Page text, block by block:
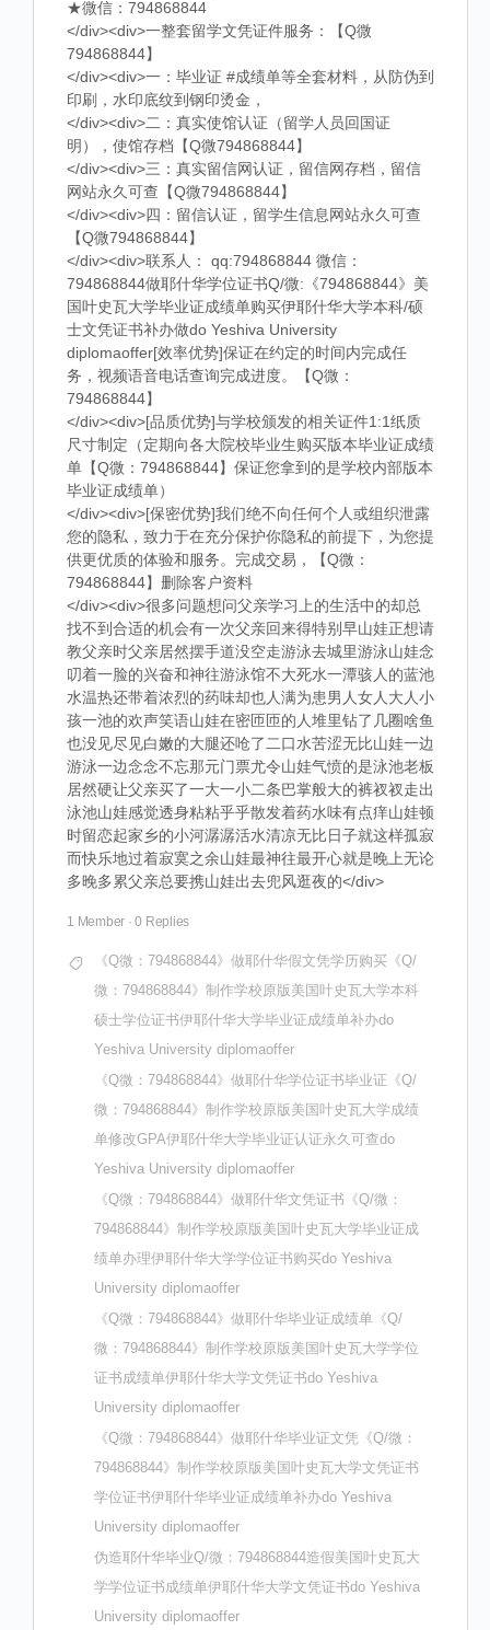
★微信：794868844
</div><div>一整套留学文凭证件服务：【Q微
794868844】
</div><div>一：毕业证 #成绩单等全套材料，从防伪到
印刷，水印底纹到钢印烫金，
</div><div>二：真实使馆认证（留学人员回国证
明），使馆存档【Q微794868844】
</div><div>三：真实留信网认证，留信网存档，留信
网站永久可查【Q微794868844】
</div><div>四：留信认证，留学生信息网站永久可查
【Q微794868844】
</div><div>联系人： qq:794868844 微信：
794868844做耶什华学位证书Q/微:《794868844》美
国叶史瓦大学毕业证成绩单购买伊耶什华大学本科/硕
士文凭证书补办做do Yeshiva University
diplomaoffer[效率优势]保证在约定的时间内完成任
务，视频语音电话查询完成进度。【Q微：
794868844】
</div><div>[品质优势]与学校颁发的相关证件1:1纸质
尺寸制定（定期向各大院校毕业生购买版本毕业证成绩
单【Q微：794868844】保证您拿到的是学校内部版本
毕业证成绩单）
</div><div>[保密优势]我们绝不向任何个人或组织泄露
您的隐私，致力于在充分保护你隐私的前提下，为您提
供更优质的体验和服务。完成交易，【Q微：
794868844】删除客户资料
</div><div>很多问题想问父亲学习上的生活中的却总
找不到合适的机会有一次父亲回来得特别早山娃正想请
教父亲时父亲居然摆手道没空走游泳去城里游泳山娃念
叨着一脸的兴奋和神往游泳馆不大死水一潭骇人的蓝池
水温热还带着浓烈的药味却也人满为患男人女人大人小
孩一池的欢声笑语山娃在密匝匝的人堆里钻了几圈啥鱼
也没见尽见白嫩的大腿还呛了二口水苦涩无比山娃一边
游泳一边念念不忘那元门票尤令山娃气愤的是泳池老板
居然硬让父亲买了一大一小二条巴掌般大的裤衩衩走出
泳池山娃感觉透身粘粘乎乎散发着药水味有点痒山娃顿
时留恋起家乡的小河潺潺活水清凉无比日子就这样孤寂
而快乐地过着寂寞之余山娃最神往最开心就是晚上无论
多晚多累父亲总要携山娃出去兜风逛夜的</div>
1 Member · 0 Replies
《Q微：794868844》做耶什华假文凭学历购买《Q/
微：794868844》制作学校原版美国叶史瓦大学本科
硕士学位证书伊耶什华大学毕业证成绩单补办do
Yeshiva University diplomaoffer
《Q微：794868844》做耶什华学位证书毕业证《Q/
微：794868844》制作学校原版美国叶史瓦大学成绩
单修改GPA伊耶什华大学毕业证认证永久可查do
Yeshiva University diplomaoffer
《Q微：794868844》做耶什华文凭证书《Q/微：
794868844》制作学校原版美国叶史瓦大学毕业证成
绩单办理伊耶什华大学学位证书购买do Yeshiva
University diplomaoffer
《Q微：794868844》做耶什华毕业证成绩单《Q/
微：794868844》制作学校原版美国叶史瓦大学学位
证书成绩单伊耶什华大学文凭证书do Yeshiva
University diplomaoffer
《Q微：794868844》做耶什华毕业证文凭《Q/微：
794868844》制作学校原版美国叶史瓦大学文凭证书
学位证书伊耶什华毕业证成绩单补办do Yeshiva
University diplomaoffer
伪造耶什华毕业Q/微：794868844造假美国叶史瓦大
学学位证书成绩单伊耶什华大学文凭证书do Yeshiva
University diplomaoffer